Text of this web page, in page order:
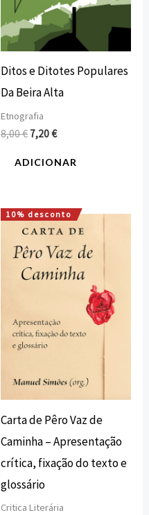
Ditos e Ditotes Populares
Da Beira Alta
Etnografia
8,00€ 7,20€
ADICIONAR
10% desconto
Carta de Pêro Vaz de
Caminha – Apresentação
crítica, fixação do texto e
glossário
Critica Literária
O
preço
original
era:
7,42 €.
O
preço
atual
é:
6,68 €.